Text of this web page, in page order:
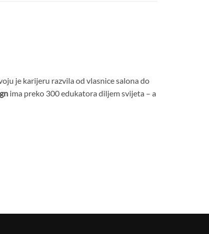
je karijeru razvila od vlasnice salona do
ima preko 300 edukatora diljem svijeta – a